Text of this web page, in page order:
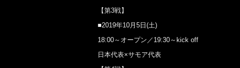
【第3戦】
■2019年10月5日(土)
18:00～オープン／19:30～kick off
日本代表×サモア代表